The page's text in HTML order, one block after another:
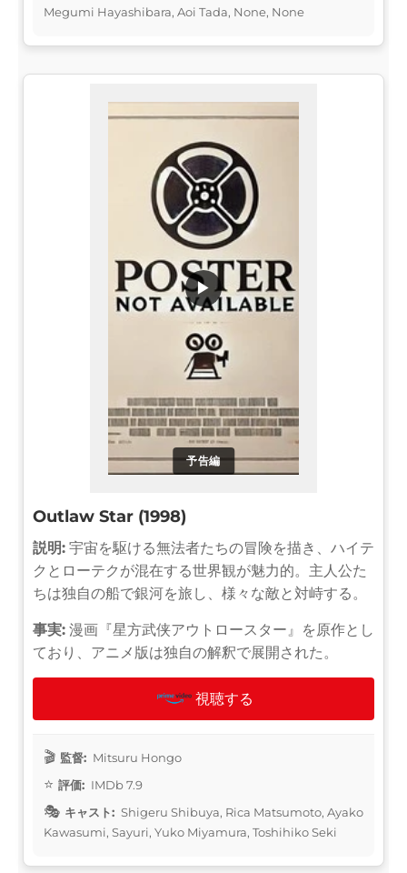
Megumi Hayashibara, Aoi Tada, None, None
予告編
▶
Outlaw Star (1998)
説明: 宇宙を駆ける無法者たちの冒険を描き、ハイテ
クとローテクが混在する世界観が魅力的。主人公た
ちは独自の船で銀河を旅し、様々な敵と対峙する。
事実: 漫画『星方武侠アウトロースター』を原作とし
ており、アニメ版は独自の解釈で展開された。
視聴する
監督: Mitsuru Hongo
評価: IMDb 7.9
キャスト: Shigeru Shibuya, Rica Matsumoto, Ayako
Kawasumi, Sayuri, Yuko Miyamura, Toshihiko Seki